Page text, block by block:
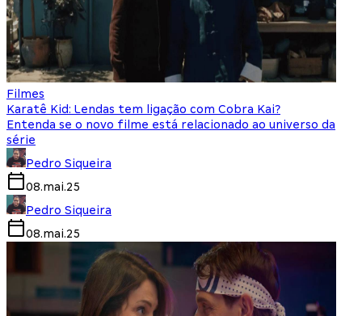
Filmes
Karatê Kid: Lendas tem ligação com Cobra Kai?
Entenda se o novo filme está relacionado ao universo da
série
Pedro Siqueira
08.mai.25
Pedro Siqueira
08.mai.25